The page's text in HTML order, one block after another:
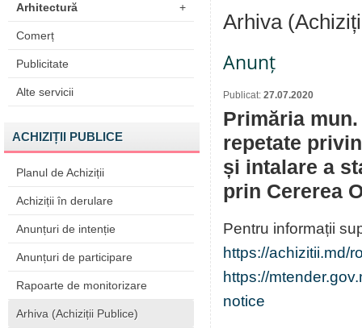
Arhitectură +
Comerț
Publicitate
Alte servicii
ACHIZIȚII PUBLICE
Planul de Achiziții
Achiziții în derulare
Anunțuri de intenție
Anunțuri de participare
Rapoarte de monitorizare
Arhiva (Achiziții Publice)
Arhiva
Anunț
Publicat: 27.07.2020
Primăria
repetate
și intalare a
prin Cererea
Pentru informații
https://achizitii.md/
https://
notice